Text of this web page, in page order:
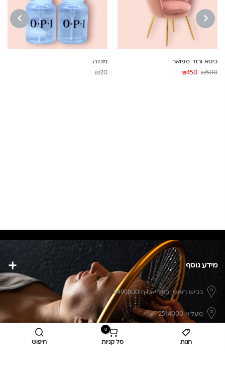
PREVIOUS
כיסא ורוד מפואר
₪500
המחיר
₪450
מנדה
₪20
NEXT
מידע נוסף
כביש ראשי,כפר יאסיף 2490800
מעליא 2514000
osee.beauty.shop@gmail.com
חנות
0
סל קניות חיפוש